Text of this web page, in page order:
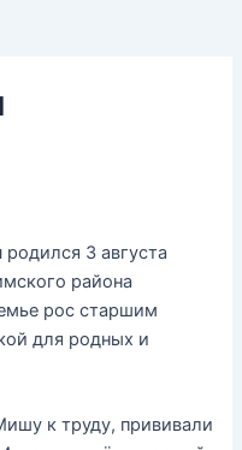
3 августа
района
рос старшим
для родных и
к труду, прививали